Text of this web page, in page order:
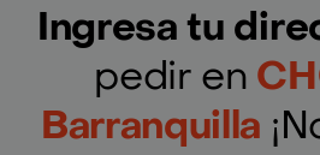
Ingresa tu
pedir en
Barranquilla